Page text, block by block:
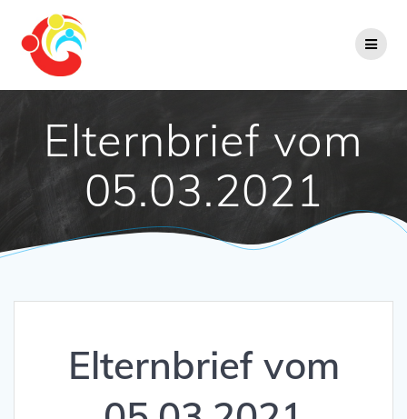
Elternbrief vom
05.03.2021
Elternbrief vom